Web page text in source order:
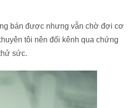
bán được nhưng vẫn chờ đợi cơ
tôi nên đổi kênh qua chứng
sức.